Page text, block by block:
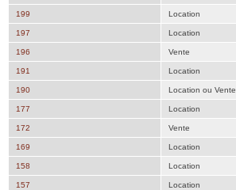
199 Location
197 Location
196 Vente
191 Location
190 Location ou Vente
177 Location
172 Vente
169 Location
158 Location
157 Location